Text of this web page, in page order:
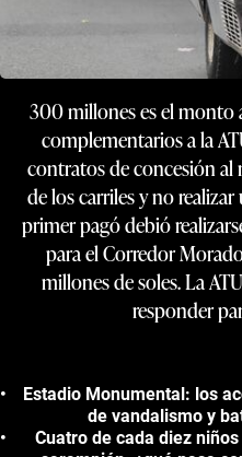
300 millones es el
complementarios a la
contratos de concesión al
de los carriles y no
primer pagó debió
para el Corredor
millones de soles. La
responder
Estadio Monumental: los
de vandalismo y
Cuatro de cada diez